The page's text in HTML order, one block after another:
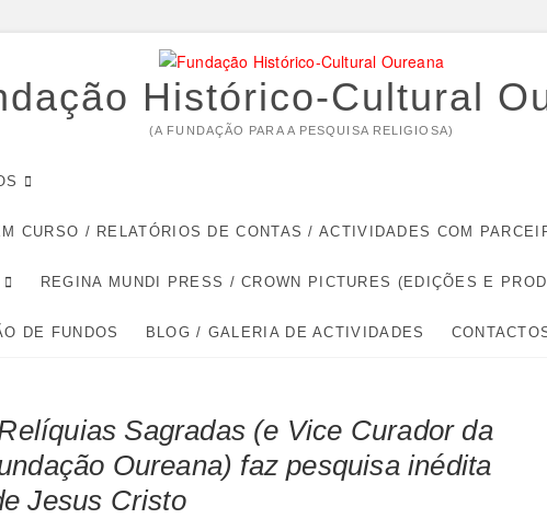
Histórico-Cultural
(A FUNDAÇÃO PARA A PESQUISA RELIGIOSA)
CURSO / RELATÓRIOS DE CONTAS / ACTIVIDADES COM
REGINA MUNDI PRESS / CROWN PICTURES (EDIÇÕES E
DE FUNDOS BLOG / GALERIA DE ACTIVIDADES
Sagradas (e Vice Curador da
Oureana) faz pesquisa inédita
Jesus Cristo